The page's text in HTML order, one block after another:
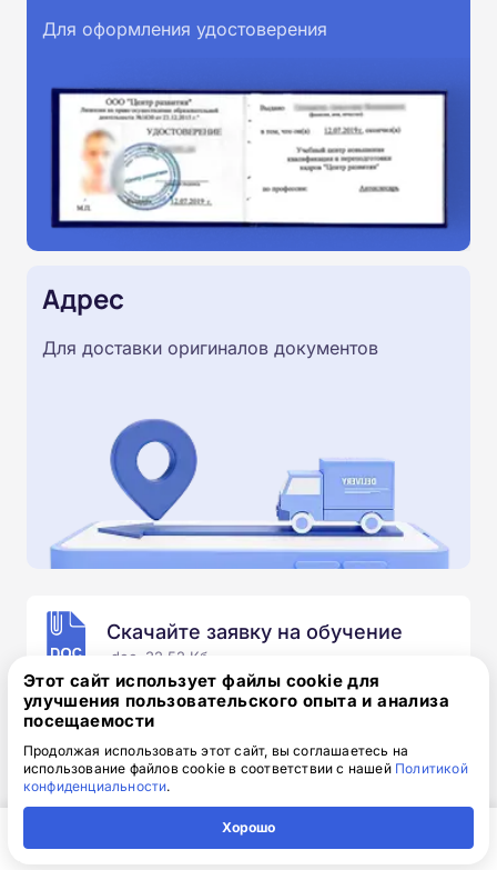
Для оформления удостоверения
Адрес
Для доставки оригиналов документов
Скачайте заявку на обучение
.doc, 32.52 Кб
Скачайте шаблон, заполните и отправьте по
электронной почте
Обязательно укажите контактный номер телефон.
Наш специалист свяжется с вами и утонит все
детали.
Этот сайт использует файлы cookie для
улучшения пользовательского опыта и анализа
посещаемости
Продолжая использовать этот сайт, вы соглашаетесь на
использование файлов cookie в соответствии с нашей Политикой
конфиденциальности.
Хорошо